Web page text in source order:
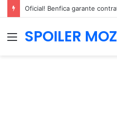
MenuSPOILER MOZ